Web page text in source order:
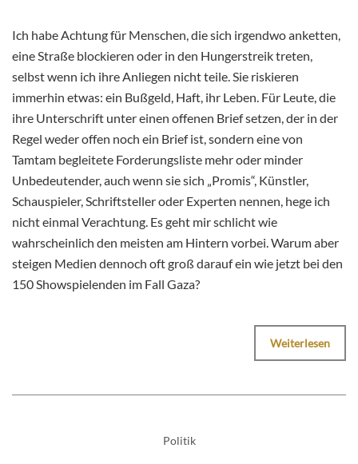
Ich habe Achtung für Menschen, die sich irgendwo anketten,
eine Straße blockieren oder in den Hungerstreik treten,
selbst wenn ich ihre Anliegen nicht teile. Sie riskieren
immerhin etwas: ein Bußgeld, Haft, ihr Leben. Für Leute, die
ihre Unterschrift unter einen offenen Brief setzen, der in der
Regel weder offen noch ein Brief ist, sondern eine von
Tamtam begleitete Forderungsliste mehr oder minder
Unbedeutender, auch wenn sie sich „Promis“, Künstler,
Schauspieler, Schriftsteller oder Experten nennen, hege ich
nicht einmal Verachtung. Es geht mir schlicht wie
wahrscheinlich den meisten am Hintern vorbei. Warum aber
steigen Medien dennoch oft groß darauf ein wie jetzt bei den
150 Showspielenden im Fall Gaza?
Weiterlesen
Politik